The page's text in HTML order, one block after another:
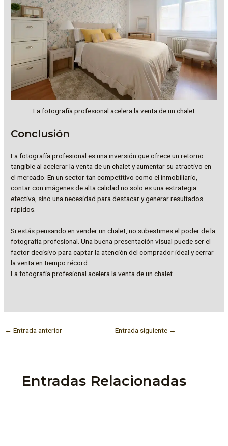
La fotografía profesional acelera la venta de un chalet
Conclusión
La fotografía profesional es una inversión que ofrece un retorno
tangible al acelerar la venta de un chalet y aumentar su atractivo en
el mercado. En un sector tan competitivo como el inmobiliario,
contar con imágenes de alta calidad no solo es una estrategia
efectiva, sino una necesidad para destacar y generar resultados
rápidos.
Si estás pensando en vender un chalet, no subestimes el poder de la
fotografía profesional. Una buena presentación visual puede ser el
factor decisivo para captar la atención del comprador ideal y cerrar
la venta en tiempo récord.
La fotografía profesional acelera la venta de un chalet.
← Entrada anterior Entrada siguiente →
Entradas Relacionadas